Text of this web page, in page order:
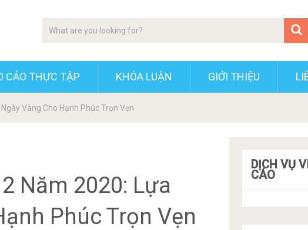
CÁO THỰC TẬP KHÓA LUẬN GIỚI THIỆU
Vàng Cho Hạnh Phúc Trọn Vẹn
Năm 2020: Lựa
Phúc Trọn Vẹn
DỊCH VỤ
CÁO